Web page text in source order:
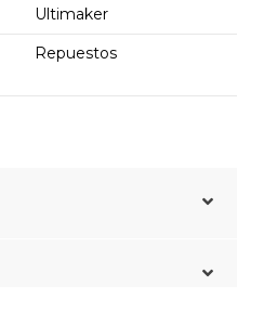
Ultimaker
Repuestos